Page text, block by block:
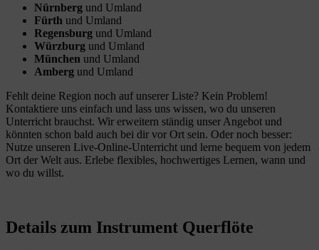
Nürnberg und Umland
Fürth und Umland
Regensburg und Umland
Würzburg und Umland
München und Umland
Amberg und Umland
Fehlt deine Region noch auf unserer Liste? Kein Problem!
Kontaktiere uns einfach und lass uns wissen, wo du unseren
Unterricht brauchst. Wir erweitern ständig unser Angebot und
könnten schon bald auch bei dir vor Ort sein. Oder noch besser:
Nutze unseren Live-Online-Unterricht und lerne bequem von jedem
Ort der Welt aus. Erlebe flexibles, hochwertiges Lernen, wann und
wo du willst.
Details zum Instrument Querflöte